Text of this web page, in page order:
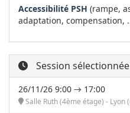
Accessibilité PSH (rampe,
adaptation, compensation,
Session sélectionnée
26/11/26 9:00 → 17:00
Salle Ruth (4ème étage) - Lyon